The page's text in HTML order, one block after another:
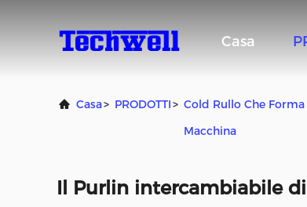
Casa
Casa> PRODOTTI> Cold Rullo Che Forma
Macchina
Il Purlin intercambiabile